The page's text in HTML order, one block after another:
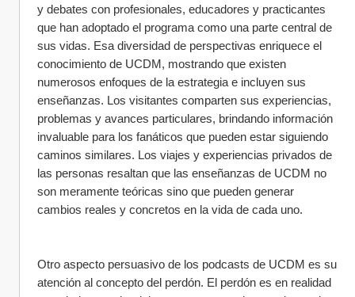
y debates con profesionales, educadores y practicantes
que han adoptado el programa como una parte central de
sus vidas. Esa diversidad de perspectivas enriquece el
conocimiento de UCDM, mostrando que existen
numerosos enfoques de la estrategia e incluyen sus
enseñanzas. Los visitantes comparten sus experiencias,
problemas y avances particulares, brindando información
invaluable para los fanáticos que pueden estar siguiendo
caminos similares. Los viajes y experiencias privados de
las personas resaltan que las enseñanzas de UCDM no
son meramente teóricas sino que pueden generar
cambios reales y concretos en la vida de cada uno.
Otro aspecto persuasivo de los podcasts de UCDM es su
atención al concepto del perdón. El perdón es en realidad